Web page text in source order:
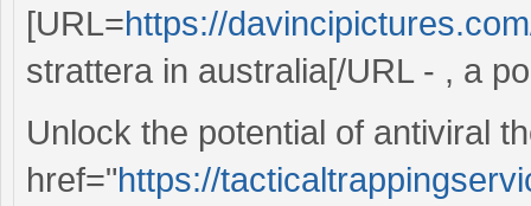
[URL=https://
strattera in australia[/URL - , a
Unlock the potential of antiviral
href="https://